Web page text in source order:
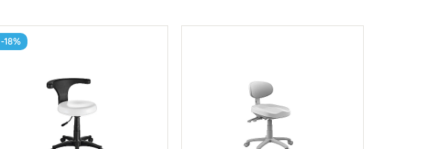
-18%